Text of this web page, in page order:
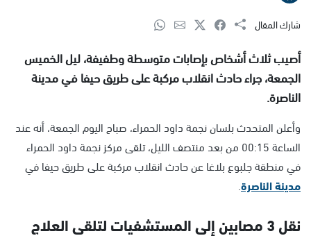
شارك المقال
أصيب ثلاث أشخاص بإصابات متوسطة وطفيفة، ليل الخميس
الجمعة، جراء حادث انقلاب مركبة على طريق حيفا في مدينة
الناصرة.
وأعلن المتحدث بلسان نجمة داود الحمراء، صباح اليوم الجمعة، أنه عند
الساعة 00:15 من بعد منتصف الليل، تلقى مركز نجمة داود الحمراء
في منطقة جلبوع بلاغا عن حادث انقلاب مركبة على طريق حيفا في
مدينة الناصرة.
نقل 3 مصابين إلى المستشفيات لتلقى العلاج